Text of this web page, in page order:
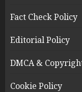
Fact Check Policy
Editorial Policy
DMCA &
Cookie Policy